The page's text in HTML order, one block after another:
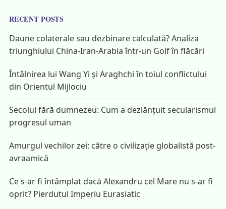
RECENT POSTS
Daune colaterale sau dezbinare calculată? Analiza
triunghiului China-Iran-Arabia într-un Golf în flăcări
Întâlnirea lui Wang Yi și Araghchi în toiul conflictului
din Orientul Mijlociu
Secolul fără dumnezeu: Cum a dezlănțuit secularismul
progresul uman
Amurgul vechilor zei: către o civilizație globalistă post-
avraamică
Ce s-ar fi întâmplat dacă Alexandru cel Mare nu s-ar fi
oprit? Pierdutul Imperiu Eurasiatic